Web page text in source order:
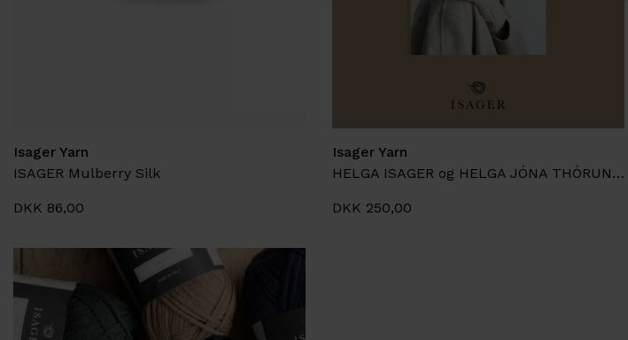
Isager Yarn
ISAGER Mulberry Silk
DKK 86,00
Isager Yarn
HELGA ISAGER og HELGA JÓNA THÓRUNNARDÓTTIR, Handcraft
DKK 250,00